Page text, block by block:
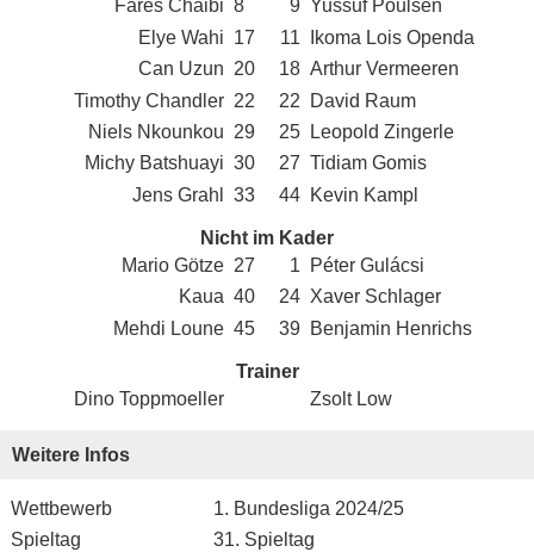
Fares Chaibi 8 9 Yussuf Poulsen
Elye Wahi 17 11
Ikoma Lois Openda
Can Uzun 20 18 Arthur Vermeeren
Timothy Chandler 22 22
David Raum
Niels Nkounkou 29 25
Leopold Zingerle
Michy Batshuayi 30 27 Tidiam Gomis
Jens Grahl
33 44 Kevin Kampl
Nicht im Kader
Mario Götze 27 1
Péter Gulácsi
Kaua 40 24 Xaver Schlager
Mehdi Loune 45 39 Benjamin Henrichs
Trainer
Dino Toppmoeller
Zsolt Low
Weitere Infos
Wettbewerb
1. Bundesliga 2024/25
Spieltag
31. Spieltag